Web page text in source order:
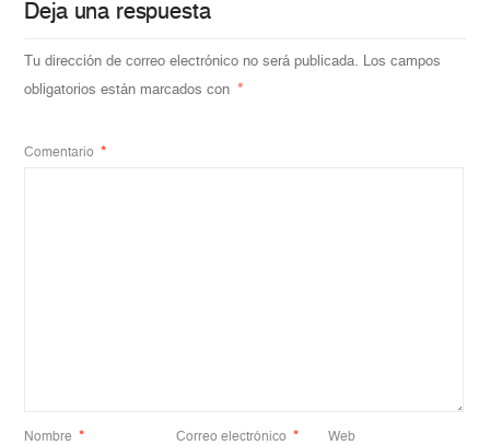
Deja una respuesta
Tu dirección de correo electrónico no será publicada. Los campos
obligatorios están marcados con *
Comentario *
Nombre * Correo electrónico * Web